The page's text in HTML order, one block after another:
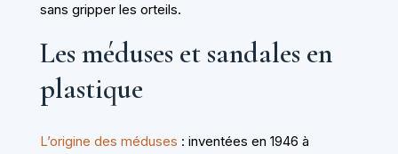
sans gripper les orteils.
Les méduses et sandales en
plastique
L’origine des méduses : inventées en 1946 à